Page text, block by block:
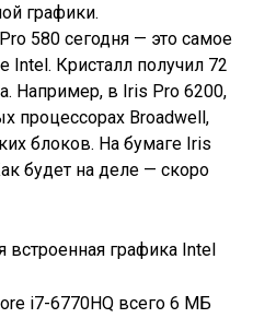
графики.
580 сегодня — это самое
Intel. Кристалл получил 72
Например, в Iris Pro 6200,
процессорах Broadwell,
блоков. На бумаге Iris
будет на деле — скоро
графика Intel
i7-6770HQ всего 6 МБ